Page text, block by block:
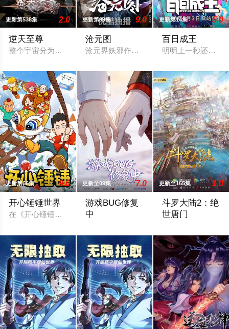
更新第538集 2.0
逆天至尊
整个宇宙分为域内宇宙和域外宇宙，两个宇宙彼此为敌，域外
更新第89集 9.0
沧元图
沧元界妖邪作乱，人族饱受摧残，主角孟
更新第14集 5.0
百日成王
明明上一秒还其乐
更新第66集 9.0
开心锤锤世界
在《开心锤锤世界》，生活着乐观善良的少年锤锤和他性格各
更新至09集 7.0
游戏BUG修复
中
更新至165集 1.0
斗罗大陆2：绝
世唐门